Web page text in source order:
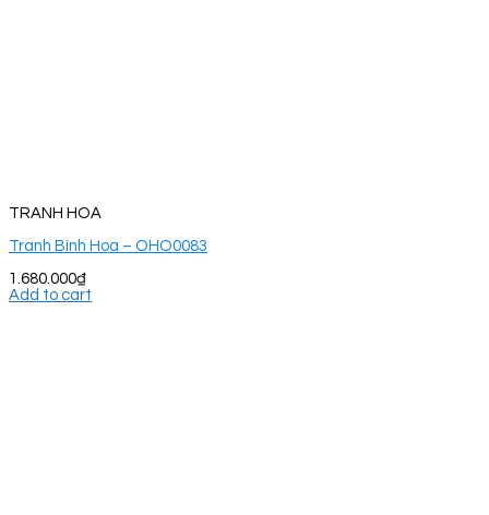
TRANH HOA
Tranh Bình Hoa – OHO0083
1.680.000₫
Add to cart